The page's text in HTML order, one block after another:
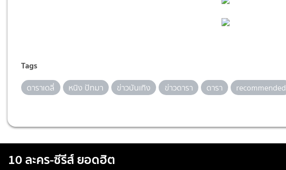
Tags
ดาราเดลี่ หนิง ปัทมา ข่าวบันเทิง ข่าวดารา ดารา recommended
10 ละคร-ซีรีส์ ยอดฮิต